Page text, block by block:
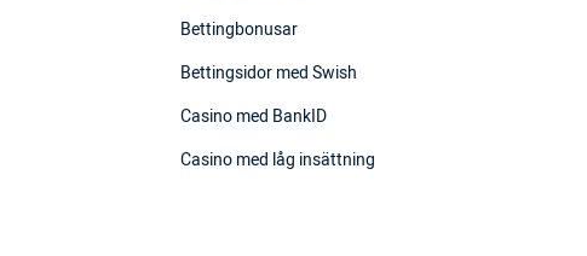
Bettingbonusar
Bettingsidor med Swish
Casino med BankID
Casino med låg insättning